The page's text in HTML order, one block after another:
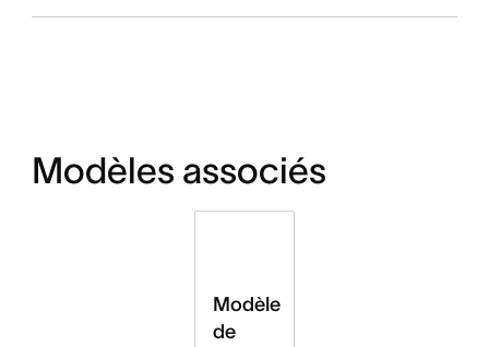
Modèles associés
Modèle
de